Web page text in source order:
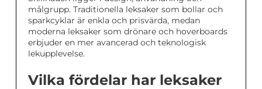
målgrupp. Traditionella leksaker som bollar och
sparkcyklar är enkla och prisvärda, medan
moderna leksaker som drönare och hoverboards
erbjuder en mer avancerad och teknologisk
lekupplevelse.
Vilka fördelar har leksaker